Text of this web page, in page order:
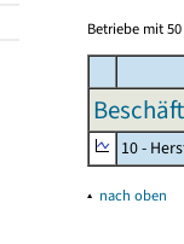
Betriebe mit
10 -
▴ nach oben